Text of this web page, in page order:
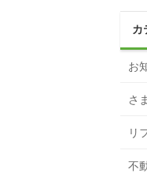
カ
お
さ
リ
不